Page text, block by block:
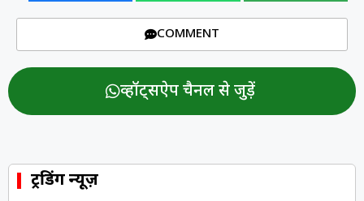
COMMENT
व्हॉट्सऐप चैनल से जुड़ें
ट्रेंडिंग न्यूज़